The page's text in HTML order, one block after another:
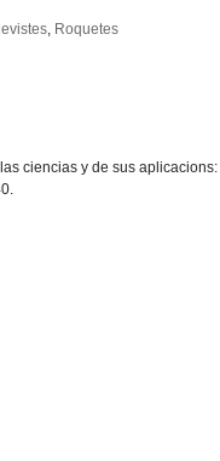
, Roquetes
ciencias y de sus
.